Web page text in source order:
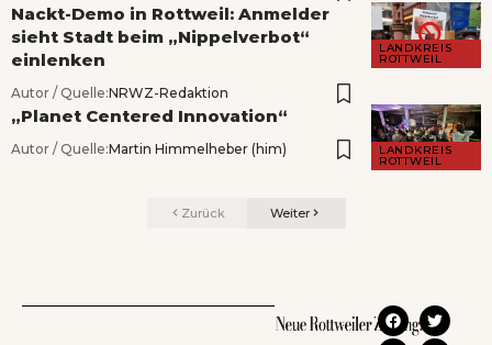
LANDKREIS
ROTTWEIL
Nackt-Demo in Rottweil: Anmelder
sieht Stadt beim „Nippelverbot“
einlenken
Autor / Quelle:NRWZ-Redaktion
LANDKREIS
ROTTWEIL
„Planet Centered Innovation“
Autor / Quelle:Martin Himmelheber (him)
Zurück Weiter